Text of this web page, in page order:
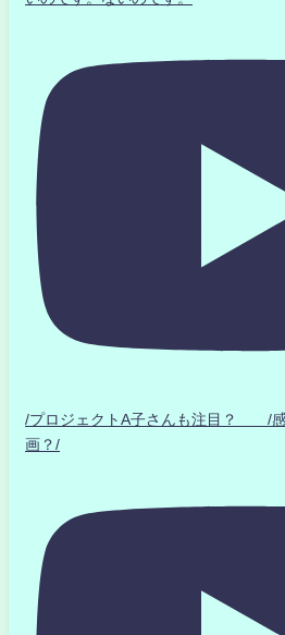
/プロジェクトA子さんも注目？ /感
画？/